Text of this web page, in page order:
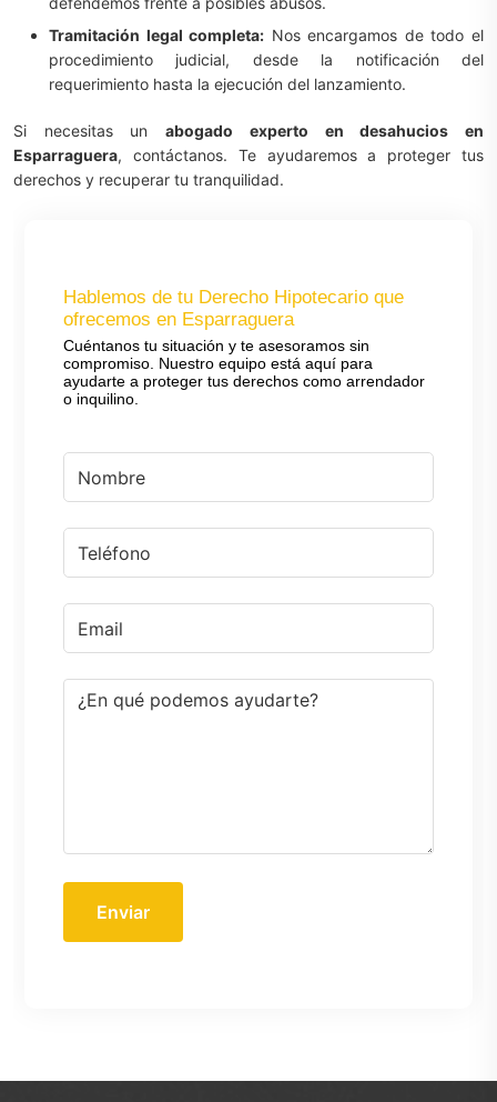
Tramitación legal completa: Nos encargamos de todo el
procedimiento judicial, desde la notificación del
requerimiento hasta la ejecución del lanzamiento.
Si necesitas unabogado experto en desahucios en
Esparraguera, contáctanos. Te ayudaremos a proteger tus
derechos y recuperar tu tranquilidad.
Hablemos de tu Derecho Hipotecario que
ofrecemos en Esparraguera
Cuéntanos tu situación y te asesoramos sin
compromiso. Nuestro equipo está aquí para
ayudarte a proteger tus derechos como arrendador
o inquilino.
Enviar